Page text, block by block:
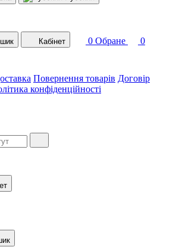
Кабінет 0 Обране
0
Повернення товарів Договір
конфіденційності